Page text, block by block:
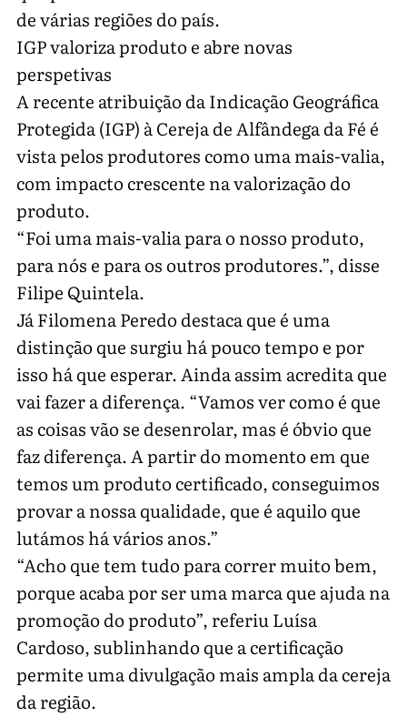
de várias regiões do país.
IGP valoriza produto e abre novas
perspetivas
A recente atribuição da Indicação Geográfica
Protegida (IGP) à Cereja de Alfândega da Fé é
vista pelos produtores como uma mais-valia,
com impacto crescente na valorização do
produto.
“Foi uma mais-valia para o nosso produto,
para nós e para os outros produtores.”, disse
Filipe Quintela.
Já Filomena Peredo destaca que é uma
distinção que surgiu há pouco tempo e por
isso há que esperar. Ainda assim acredita que
vai fazer a diferença. “Vamos ver como é que
as coisas vão se desenrolar, mas é óbvio que
faz diferença. A partir do momento em que
temos um produto certificado, conseguimos
provar a nossa qualidade, que é aquilo que
lutámos há vários anos.”
“Acho que tem tudo para correr muito bem,
porque acaba por ser uma marca que ajuda na
promoção do produto”, referiu Luísa
Cardoso, sublinhando que a certificação
permite uma divulgação mais ampla da cereja
da região.